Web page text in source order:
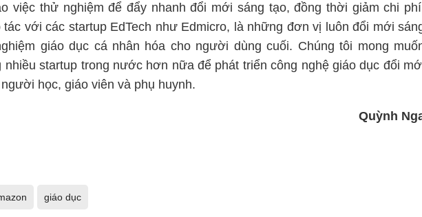
việc thử nghiệm để đẩy nhanh đổi mới sáng tạo, đồng thời giảm chi
với các startup EdTech như Edmicro, là những đơn vị luôn đổi mới
giáo dục cá nhân hóa cho người dùng cuối. Chúng tôi mong
startup trong nước hơn nữa để phát triển công nghệ giáo dục đổi
học, giáo viên và phụ huynh.
Quỳnh
giáo dục